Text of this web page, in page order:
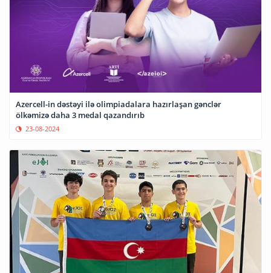
Azercell-in dəstəyi ilə olimpiadalara hazırlaşan gənclər
ölkəmizə daha 3 medal qazandırıb
23-08-2024